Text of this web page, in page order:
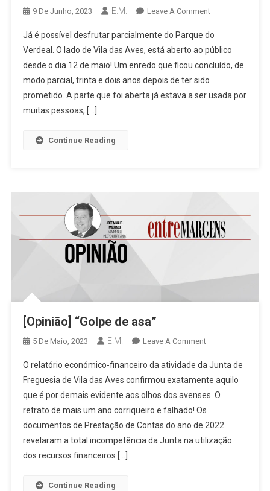
9 De Junho, 2023 E.M. Leave A CommentOn
O
Absurdistão
Já é possível desfrutar parcialmente do Parque do
Verdeal. O lado de Vila das Aves, está aberto ao público
desde o dia 12 de maio! Um enredo que ficou concluído, de
modo parcial, trinta e dois anos depois de ter sido
prometido. A parte que foi aberta já estava a ser usada por
muitas pessoas, […]
Continue Reading
[Opinião] “Golpe de asa”
5 De Maio, 2023 E.M. Leave A CommentOn
“Golpe
De
Asa”
O relatório económico-financeiro da atividade da Junta de
Freguesia de Vila das Aves confirmou exatamente aquilo
que é por demais evidente aos olhos dos avenses. O
retrato de mais um ano corriqueiro e falhado! Os
documentos de Prestação de Contas do ano de 2022
revelaram a total incompetência da Junta na utilização
dos recursos financeiros […]
Continue Reading